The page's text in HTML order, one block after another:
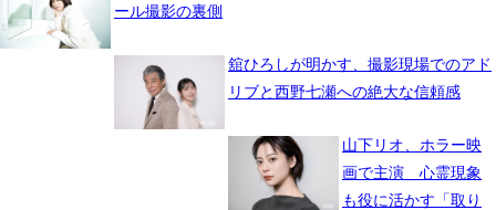
ール撮影の裏側
舘ひろしが明かす、撮影現場でのアド
リブと西野七瀬への絶大な信頼感
山下リオ、ホラー映
画で主演 心霊現象
も役に活かす「取り